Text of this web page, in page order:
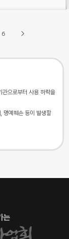
6
관으로부터 사용 허락을
명예훼손 등이 발생할
는